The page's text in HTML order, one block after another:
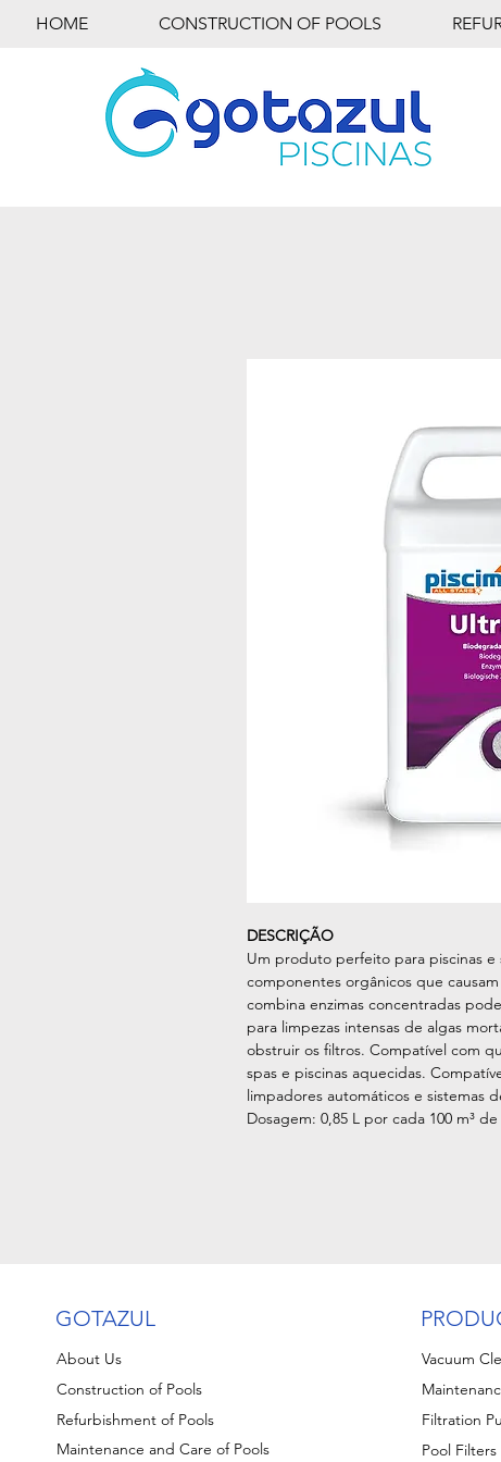
HOME CONSTRUCTION OF POOLS
DESCRIÇÃO
Um produto perfeito para piscinas e
componentes orgânicos que
combina enzimas concentradas
para limpezas intensas de algas
obstruir os filtros. Compatível com
spas e piscinas aquecidas.
limpadores automáticos e sistemas
Dosagem: 0,85 L por cada 100 m³
GOTAZUL
About Us
Construction of Pools
Refurbishment of Pools
Maintenance and Care of Pools
Vacuum
Filtration
Pool Filters